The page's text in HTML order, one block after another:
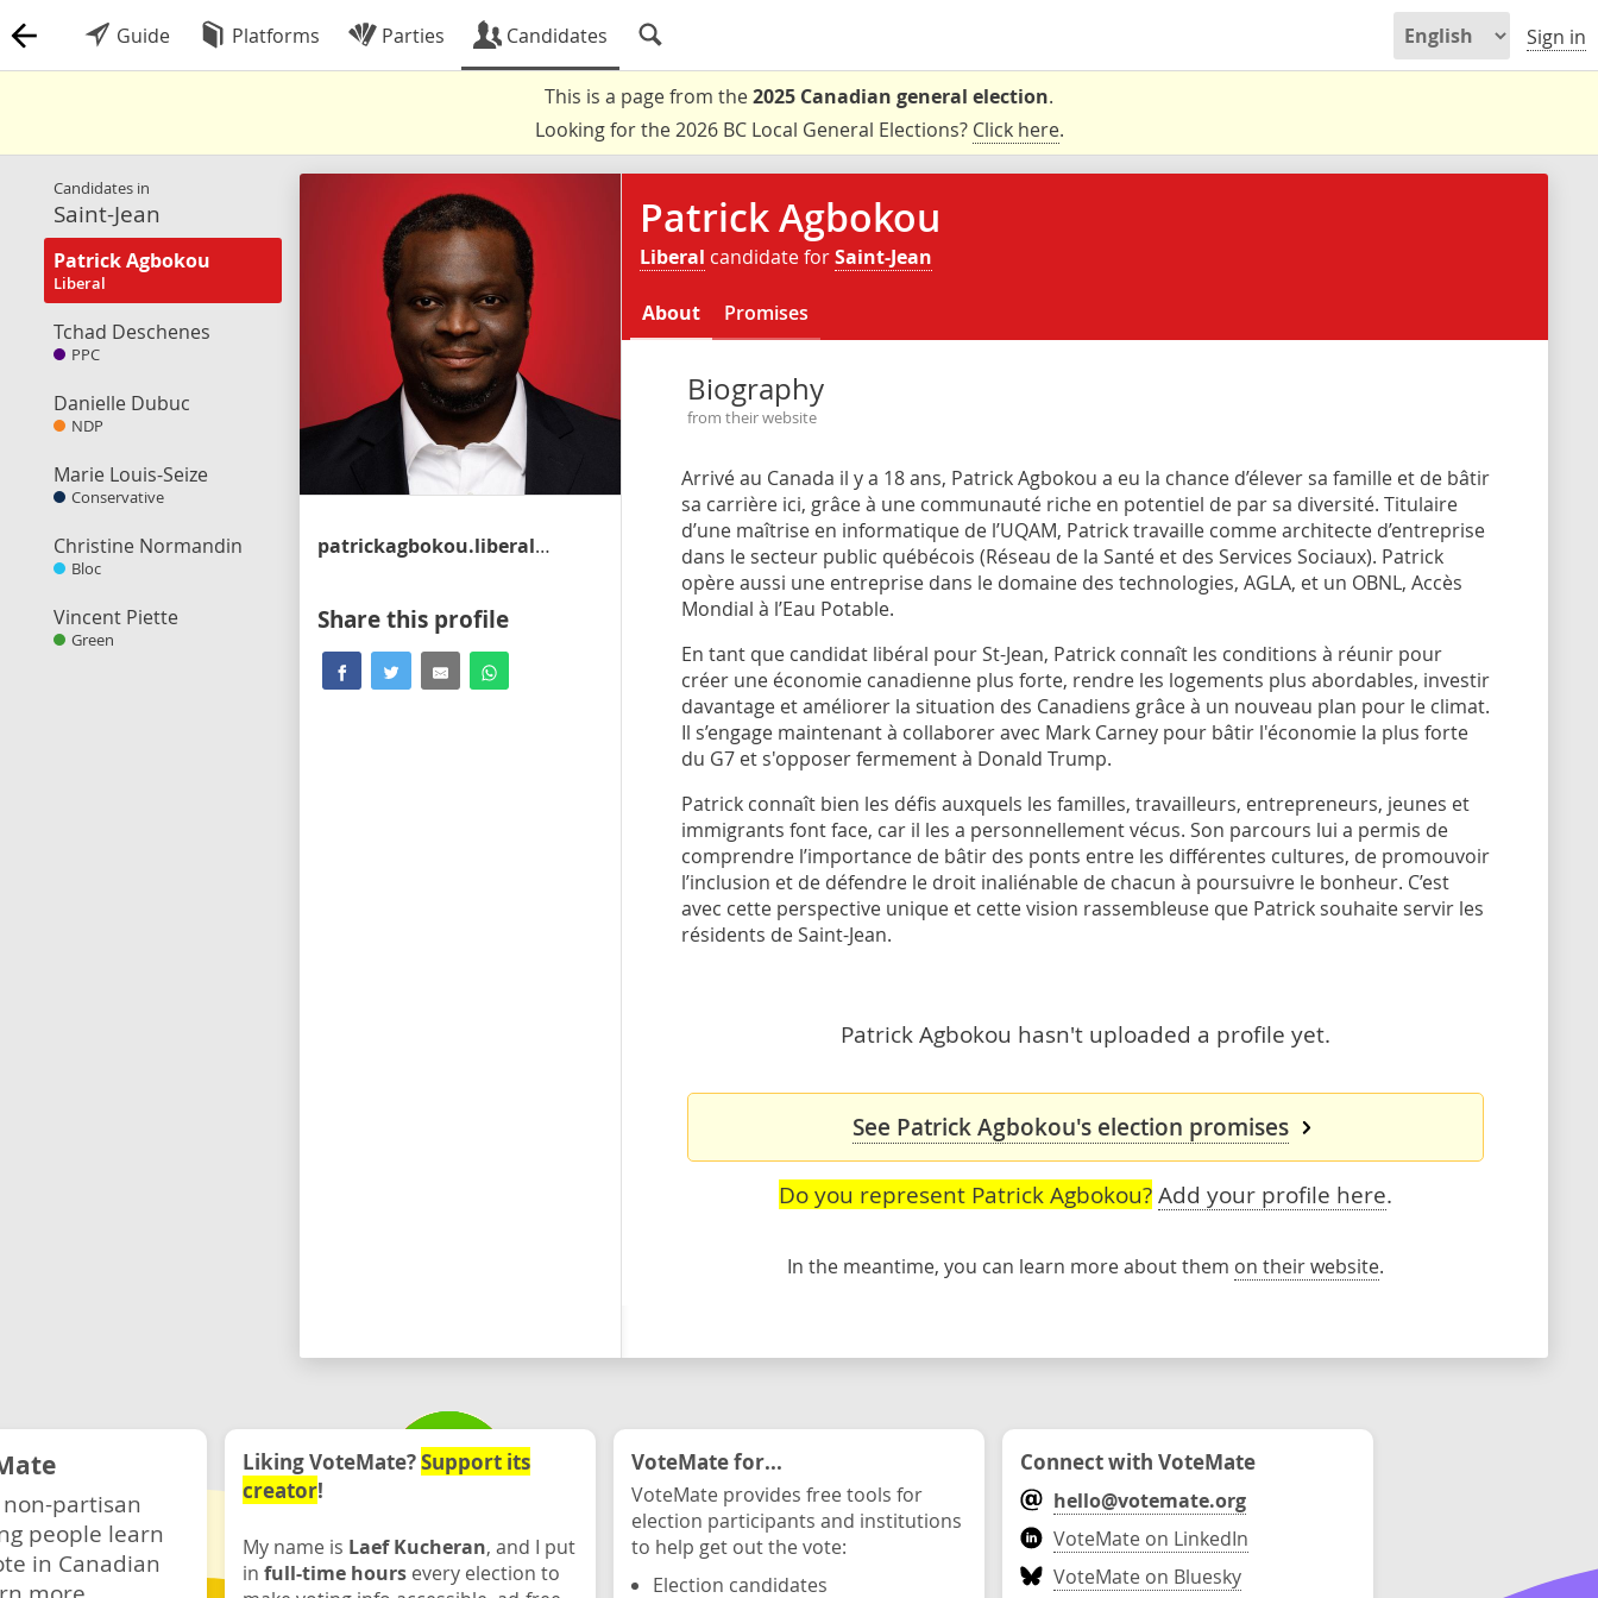
Guide Platforms Parties Candidates Sign in
This is a page from the2025 Canadian general election.
Looking for the 2026 BC Local General Elections? Click here.
Candidates in
Saint-Jean
Patrick Agbokou
Liberal
Tchad Deschenes
PPC
Danielle Dubuc
NDP
Marie Louis-Seize
Conservative
Christine Normandin
Bloc
Vincent Piette
Green
patrickagbokou.liberal.ca
Share this profile
Patrick Agbokou
Liberal candidate forSaint-Jean
About Promises
Biography
from their website
Arrivé au Canada il y a 18 ans, Patrick Agbokou a eu la chance d’élever sa famille et de bâtir
sa carrière ici, grâce à une communauté riche en potentiel de par sa diversité. Titulaire
d’une maîtrise en informatique de l’UQAM, Patrick travaille comme architecte d’entreprise
dans le secteur public québécois (Réseau de la Santé et des Services Sociaux). Patrick
opère aussi une entreprise dans le domaine des technologies, AGLA, et un OBNL, Accès
Mondial à l’Eau Potable.
En tant que candidat libéral pour St-Jean, Patrick connaît les conditions à réunir pour
créer une économie canadienne plus forte, rendre les logements plus abordables, investir
davantage et améliorer la situation des Canadiens grâce à un nouveau plan pour le climat.
Il s’engage maintenant à collaborer avec Mark Carney pour bâtir l'économie la plus forte
du G7 et s'opposer fermement à Donald Trump.
Patrick connaît bien les défis auxquels les familles, travailleurs, entrepreneurs, jeunes et
immigrants font face, car il les a personnellement vécus. Son parcours lui a permis de
comprendre l’importance de bâtir des ponts entre les différentes cultures, de promouvoir
l’inclusion et de défendre le droit inaliénable de chacun à poursuivre le bonheur. C’est
avec cette perspective unique et cette vision rassembleuse que Patrick souhaite servir les
résidents de Saint-Jean.
Patrick Agbokou hasn't uploaded a profile yet.
See Patrick Agbokou's election promises
Do you represent Patrick Agbokou? Add your profile here.
In the meantime, you can learn more about them on their website.
partisan
people learn
in Canadian
Liking VoteMate?Support its
creator!
My name is Laef Kucheran, and I put
in full-time hours every election to
VoteMate for...
VoteMate provides free tools for
election participants and institutions
to help get out the vote:
Election candidates
Connect with VoteMate
hello@votemate.org
VoteMate on LinkedIn
VoteMate on Bluesky